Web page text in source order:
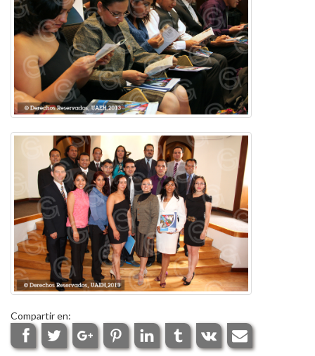
Compartir en: